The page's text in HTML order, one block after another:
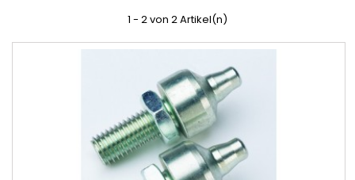
1 - 2 von 2 Artikel(n)